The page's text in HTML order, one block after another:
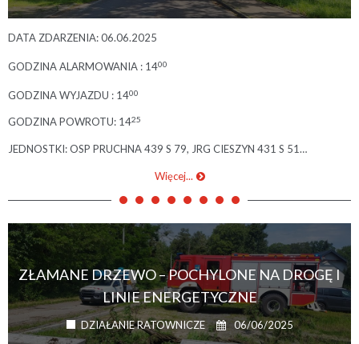
DATA ZDARZENIA: 06.06.2025
GODZINA ALARMOWANIA : 1400
GODZINA WYJAZDU : 1400
GODZINA POWROTU: 1425
JEDNOSTKI: OSP PRUCHNA 439 S 79, JRG CIESZYN 431 S 51…
Więcej...
ZŁAMANE DRZEWO – POCHYLONE NA DROGĘ I
LINIE ENERGETYCZNE
DZIAŁANIE RATOWNICZE 06/06/2025